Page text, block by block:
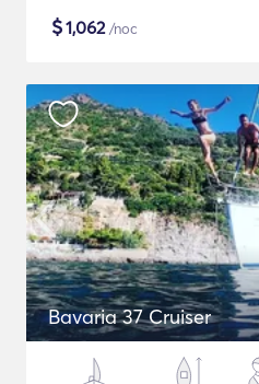
$1,062/noc
Bavaria 37 Cruiser